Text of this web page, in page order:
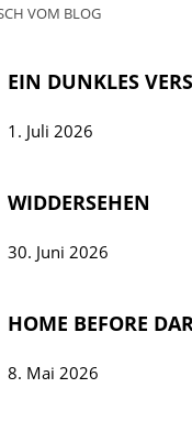
VOM BLOG
EIN DUNKLES
1. Juli 2026
WIDDERSEHEN
30. Juni 2026
HOME BEFORE
8. Mai 2026